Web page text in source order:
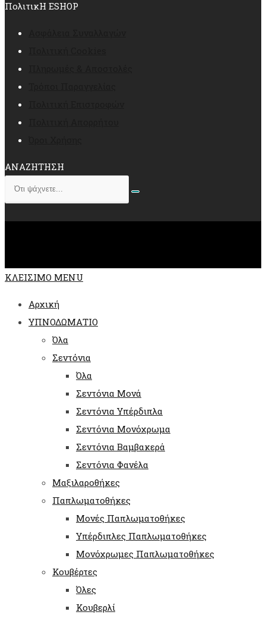
ΠολιτικΗ ESHOP
ΑΝΑΖΗΤΗΣΗ
ΚΛΕΙΣΙΜΟ MENU
Αρχική
ΥΠΝΟΔΩΜΑΤΙΟ
Όλα
Σεντόνια
Όλα
Σεντόνια Μονά
Σεντόνια Υπέρδιπλα
Σεντόνια Μονόχρωμα
Σεντόνια Βαμβακερά
Σεντόνια Φανέλα
Μαξιλαροθήκες
Παπλωματοθήκες
Μονές Παπλωματοθήκες
Υπέρδιπλες Παπλωματοθήκες
Μονόχρωμες Παπλωματοθήκες
Κουβέρτες
Όλες
Κουβερλί